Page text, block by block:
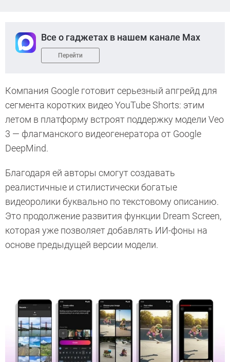
Все о гаджетах в нашем канале Max
Перейти
Компания Google готовит серьезный апгрейд для
сегмента коротких видео YouTube Shorts: этим
летом в платформу встроят поддержку модели Veo
3 — флагманского видеогенератора от Google
DeepMind.
Благодаря ей авторы смогут создавать
реалистичные и стилистически богатые
видеоролики буквально по текстовому описанию.
Это продолжение развития функции Dream Screen,
которая уже позволяет добавлять ИИ-фоны на
основе предыдущей версии модели.